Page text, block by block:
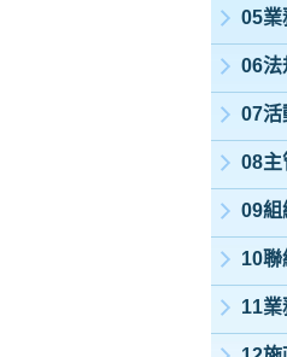
05業
06法
07活
08主
09組
10聯
11業